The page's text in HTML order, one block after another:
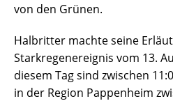
von den Grünen.
Halbritter machte seine
Starkregenereignis vom 13.
diesem Tag sind zwischen
in der Region Pappenheim